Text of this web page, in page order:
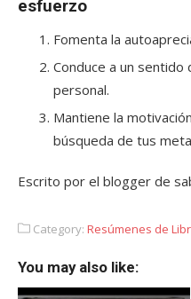
esfuerzo
Fomenta la
Conduce a un
personal.
Mantiene la
búsqueda de tus
Escrito por el blogger de
Category: Resúmenes de
You may also like: